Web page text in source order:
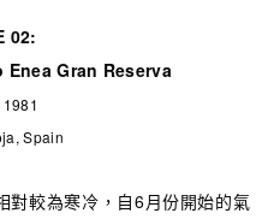
02:
Enea Gran Reserva
Spain
對較為寒冷，自6月份開始的氣